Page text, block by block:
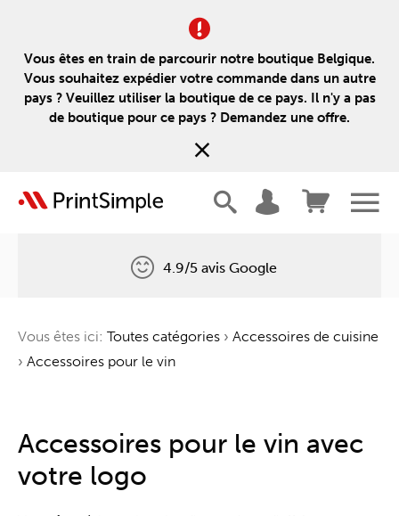
Vous êtes en train de parcourir notre boutique Belgique.
Vous souhaitez expédier votre commande dans un autre
pays ? Veuillez utiliser la boutique de ce pays. Il n'y a pas
de boutique pour ce pays ? Demandez une offre.
Un arbre pour chaque commande
4.9/5 avis Google
Vous êtes ici: Toutes catégories › Accessoires de cuisine
› Accessoires pour le vin
Accessoires pour le vin avec
votre logo